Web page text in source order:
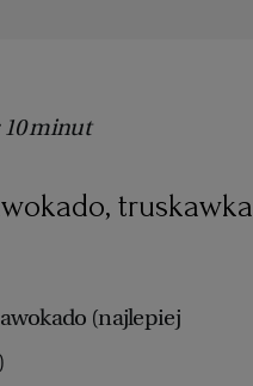
10 minut
(najlepiej